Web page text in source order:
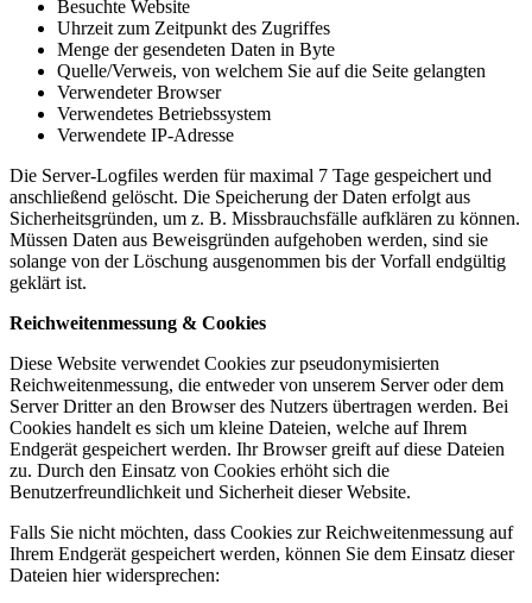
Besuchte Website
Uhrzeit zum Zeitpunkt des Zugriffes
Menge der gesendeten Daten in Byte
Quelle/Verweis, von welchem Sie auf die Seite gelangten
Verwendeter Browser
Verwendetes Betriebssystem
Verwendete IP-Adresse
Die Server-Logfiles werden für maximal 7 Tage gespeichert und
anschließend gelöscht. Die Speicherung der Daten erfolgt aus
Sicherheitsgründen, um z. B. Missbrauchsfälle aufklären zu können.
Müssen Daten aus Beweisgründen aufgehoben werden, sind sie
solange von der Löschung ausgenommen bis der Vorfall endgültig
geklärt ist.
Reichweitenmessung & Cookies
Diese Website verwendet Cookies zur pseudonymisierten
Reichweitenmessung, die entweder von unserem Server oder dem
Server Dritter an den Browser des Nutzers übertragen werden. Bei
Cookies handelt es sich um kleine Dateien, welche auf Ihrem
Endgerät gespeichert werden. Ihr Browser greift auf diese Dateien
zu. Durch den Einsatz von Cookies erhöht sich die
Benutzerfreundlichkeit und Sicherheit dieser Website.
Falls Sie nicht möchten, dass Cookies zur Reichweitenmessung auf
Ihrem Endgerät gespeichert werden, können Sie dem Einsatz dieser
Dateien hier widersprechen: